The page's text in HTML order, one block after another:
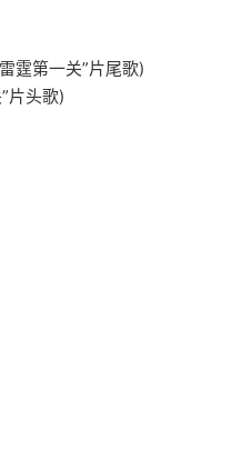
霆第一关”片尾歌)
片头歌)